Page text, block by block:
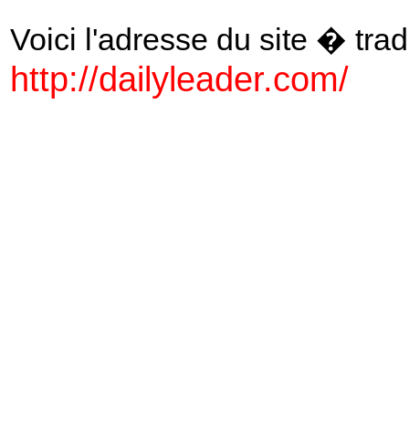
Voici l'adresse du site �
http://dailyleader.com/